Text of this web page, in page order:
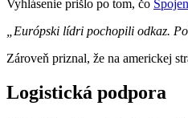
Vyhlásenie prišlo po tom, čo
„Európski lídri pochopili odkaz.
Zároveň priznal, že na americkej
Logistická podpora